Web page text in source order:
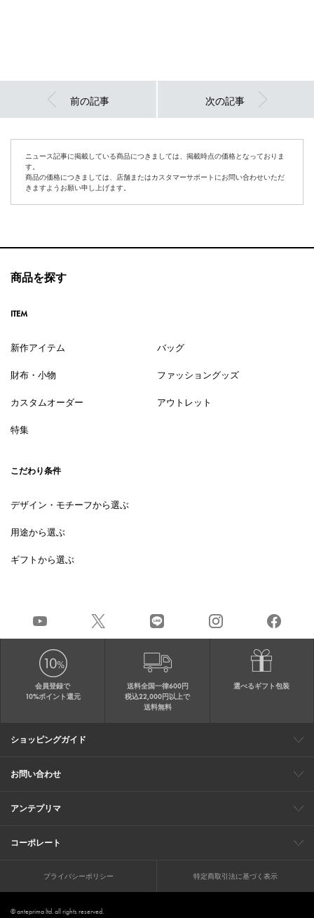
前の記事 次の記事
ニュース記事に掲載している商品につきましては、掲載時点の価格となっておりま
す。
商品の価格につきましては、店舗またはカスタマーサポートにお問い合わせいただ
きますようお願い申し上げます。
商品を探す
ITEM
新作アイテム バッグ
財布・小物 ファッショングッズ
カスタムオーダー アウトレット
特集
こだわり条件
デザイン・モチーフから選ぶ
用途から選ぶ
ギフトから選ぶ
会員登録で
10%ポイント還元
送料全国一律600円
税込22,000円以上で
送料無料
選べるギフト包装
ショッピングガイド
会員特典
ご購入・配送について
返品について
ギフト包装
FAQ
サイトマップ
お問い合わせ
メールでのお問い合わせ
お修理についてのお問い合わせ
お休みさせていただきます
アンテプリマ
ブランドサイト
ショップリスト
ワイヤーバッグについて
特集
オンラインストアニュース
コーポレート
プライバシーポリシー 特定商取引法に基づく表示
© anteprima ltd. all rights reserved.